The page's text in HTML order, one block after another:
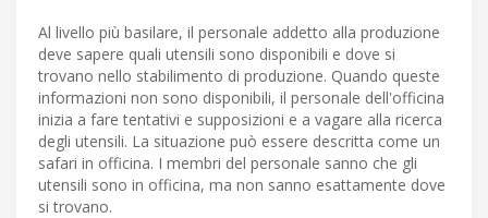
Al livello più basilare, il personale addetto alla produzione
deve sapere quali utensili sono disponibili e dove si
trovano nello stabilimento di produzione. Quando queste
informazioni non sono disponibili, il personale dell'officina
inizia a fare tentativi e supposizioni e a vagare alla ricerca
degli utensili. La situazione può essere descritta come un
safari in officina. I membri del personale sanno che gli
utensili sono in officina, ma non sanno esattamente dove
si trovano.